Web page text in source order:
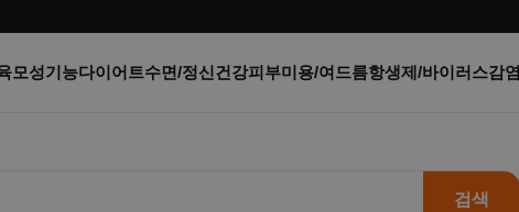
모성기능다이어트수면/정신건강피부미용/여드름항생제/바이러스감염
검색